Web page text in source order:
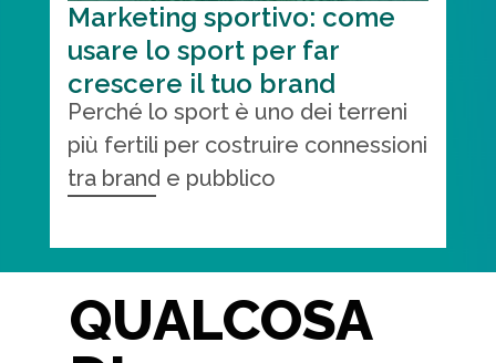
Marketing sportivo: come
usare lo sport per far
crescere il tuo brand
Perché lo sport è uno dei terreni
più fertili per costruire connessioni
tra brand e pubblico
QUALCOSA